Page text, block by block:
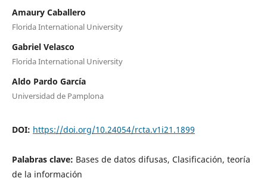
Amaury Caballero
Florida International University
Gabriel Velasco
Florida International University
Aldo Pardo García
Universidad de Pamplona
DOI: https://doi.org/10.24054/rcta.v1i21.1899
Palabras clave: Bases de datos difusas, Clasificación, teoría
de la información